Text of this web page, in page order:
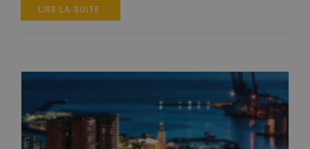
LIRE LA SUITE